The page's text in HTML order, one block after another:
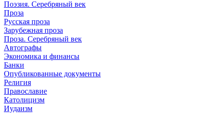
Поэзия. Серебряный век
Проза
Русская проза
Зарубежная проза
Проза. Серебряный век
Автографы
Экономика и финансы
Банки
Опубликованные документы
Религия
Православие
Католицизм
Иудаизм